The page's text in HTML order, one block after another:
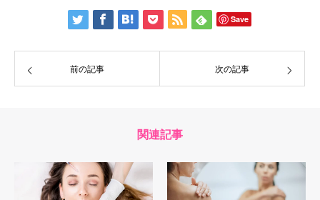
Save
前の記事 次の記事
関連記事